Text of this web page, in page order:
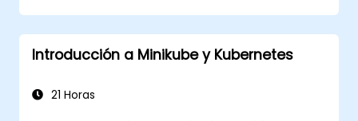
extremo a extremo, la residencia de datos
on-premise y la federación con socios
externos de confianza.
Introducción a Minikube y Kubernetes
21 Horas